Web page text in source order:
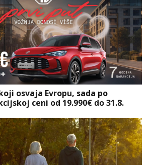
osvaja Evropu, sada po
ceni od 19.990€ do 31.8.